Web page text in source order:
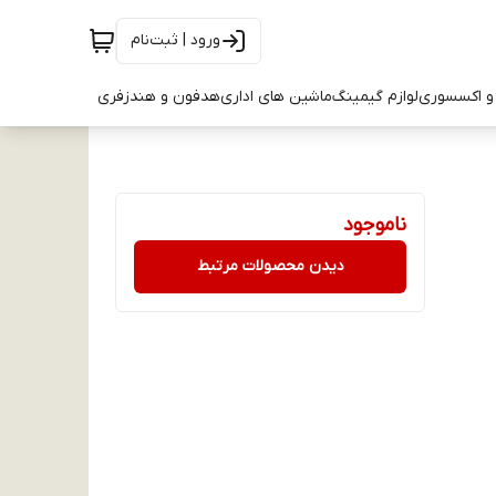
ورود | ثبت‌نام
اکسسوریلوازم گیمینگماشین های اداریهدفون و هندزفری
ناموجود
دیدن محصولات مرتبط